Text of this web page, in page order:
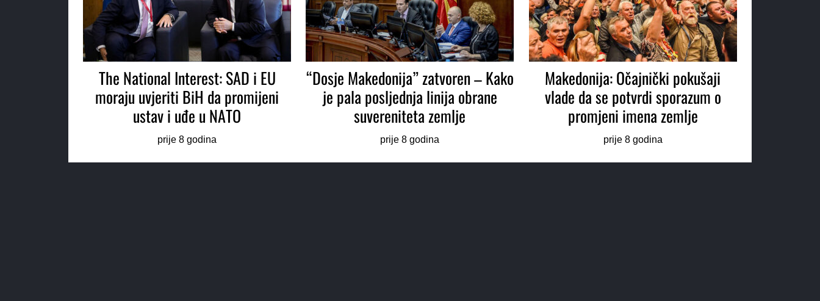
The National Interest: SAD i EU
moraju uvjeriti BiH da promijeni
ustav i uđe u NATO
prije 8 godina
“Dosje Makedonija” zatvoren – Kako
je pala posljednja linija obrane
suvereniteta zemlje
prije 8 godina
Makedonija: Očajnički pokušaji
vlade da se potvrdi sporazum o
promjeni imena zemlje
prije 8 godina